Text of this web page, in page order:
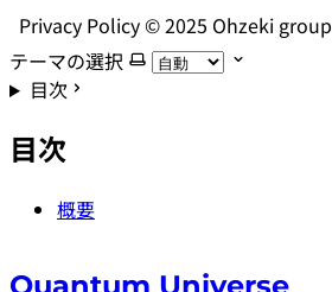
Privacy Policy © 2025 Ohzeki group
テーマの選択
目次
目次
概要